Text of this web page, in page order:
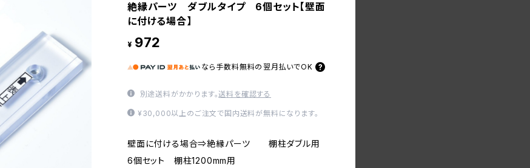
絶縁パーツ ダブルタイプ 6個セット【壁面
に付ける場合】
¥ 972
なら 手数料無料の 翌月払いでOK
別途送料がかかります。送料を確認する
¥30,000以上のご注文で国内送料が無料になります。
壁面に付ける場合⇒絶縁パーツ 棚柱ダブル用
6個セット 棚柱1200mm用